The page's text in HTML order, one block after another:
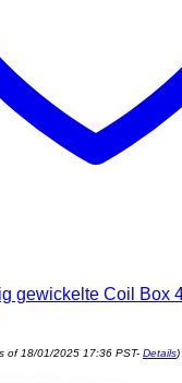
gewickelte Coil Box
of 18/01/2025 17:36 PST- Details)